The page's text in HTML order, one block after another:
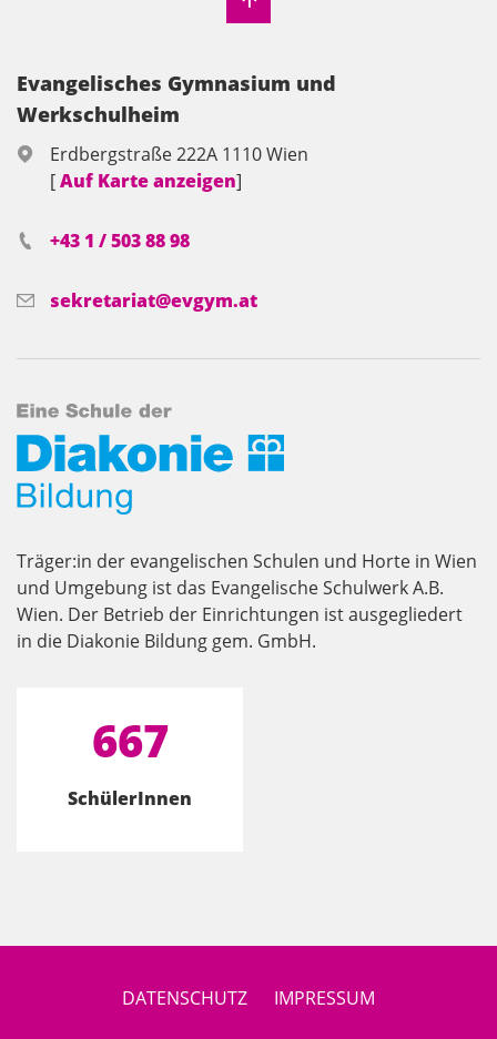
Evangelisches Gymnasium und
Werkschulheim
Erdbergstraße 222A 1110 Wien
[Auf Karte anzeigen]
+43 1 / 503 88 98
sekretariat@evgym.at
Träger:in der evangelischen Schulen und Horte in Wien
und Umgebung ist das Evangelische Schulwerk A.B.
Wien. Der Betrieb der Einrichtungen ist ausgegliedert
in die Diakonie Bildung gem. GmbH.
667
SchülerInnen
DATENSCHUTZ IMPRESSUM